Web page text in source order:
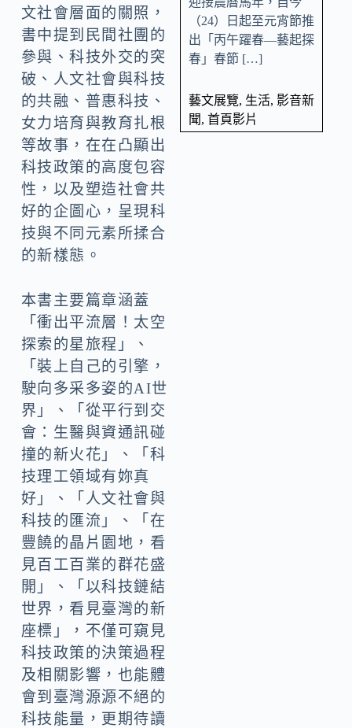
文社會層面的關照，
書中提到民間社團的
參與、科技外交的突
破、人文社會與科技
的共融、普惠科技、
女力培育與教育扎根
等故事，在在凸顯出
科技政策的高度包容
性，以及塑造社會共
好的企圖心，呈現科
技與不同元素所揉合
的新樣態。
本書主要篇章涵蓋
「衝出平流層！太空
探索的星旅程」、
「裝上自己的引擎，
駛向多采多姿的AI世
界」、「從平行到交
會：生醫與資通訊碰
撞的新火花」、「科
技理工領域有妳真
好」、「人文社會與
科技的匯流」、「在
豐饒的晶片園地，看
見百工百業的群花盛
開」、「以科技鏈結
世界，看見臺灣的新
座標」，不僅可窺見
科技政策的決策過程
及相關影響，也能體
會到臺灣源源不絕的
科技能量，更期待讀
（24）日起至元宵節推
出「丙午躍春—藝起探
春」春節 […]
藝文展覽, 生活, 影音新
聞, 首頁影片